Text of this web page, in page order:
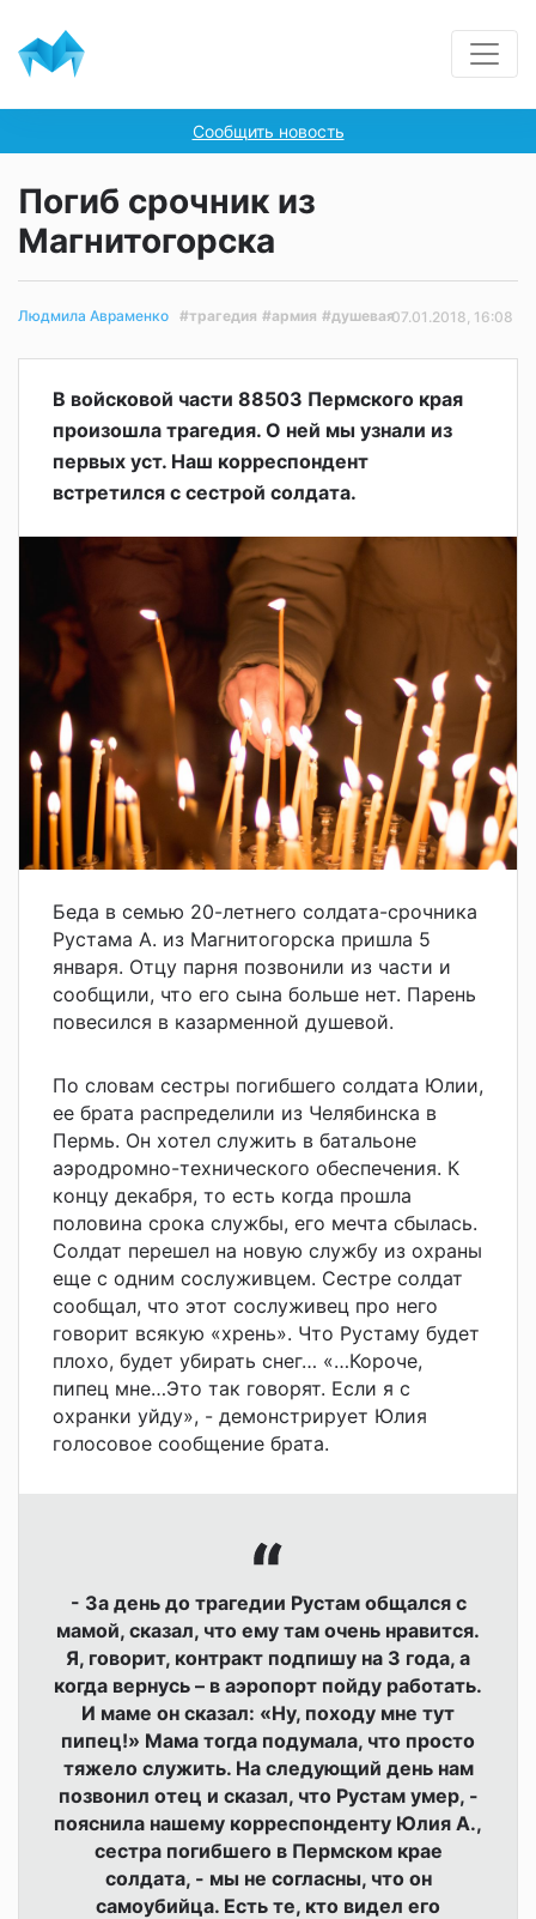
Сообщить новость
Погиб срочник из
Магнитогорска
Людмила Авраменко #трагедия #армия #душевая07.01.2018, 16:08
В войсковой части 88503 Пермского края
произошла трагедия. О ней мы узнали из
первых уст. Наш корреспондент
встретился с сестрой солдата.
Беда в семью 20-летнего солдата-срочника
Рустама А. из Магнитогорска пришла 5
января. Отцу парня позвонили из части и
сообщили, что его сына больше нет. Парень
повесился в казарменной душевой.
По словам сестры погибшего солдата Юлии,
ее брата распределили из Челябинска в
Пермь. Он хотел служить в батальоне
аэродромно-технического обеспечения. К
концу декабря, то есть когда прошла
половина срока службы, его мечта сбылась.
Солдат перешел на новую службу из охраны
еще с одним сослуживцем. Сестре солдат
сообщал, что этот сослуживец про него
говорит всякую «хрень». Что Рустаму будет
плохо, будет убирать снег… «…Короче,
пипец мне…Это так говорят. Если я с
охранки уйду», - демонстрирует Юлия
голосовое сообщение брата.
- За день до трагедии Рустам общался с
мамой, сказал, что ему там очень нравится.
Я, говорит, контракт подпишу на 3 года, а
когда вернусь – в аэропорт пойду работать.
И маме он сказал: «Ну, походу мне тут
пипец!» Мама тогда подумала, что просто
тяжело служить. На следующий день нам
позвонил отец и сказал, что Рустам умер, -
пояснила нашему корреспонденту Юлия А.,
сестра погибшего в Пермском крае
солдата, - мы не согласны, что он
самоубийца. Есть те, кто видел его